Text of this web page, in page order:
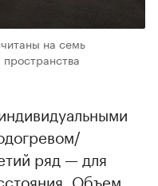
на семь
ряд — для
Объем